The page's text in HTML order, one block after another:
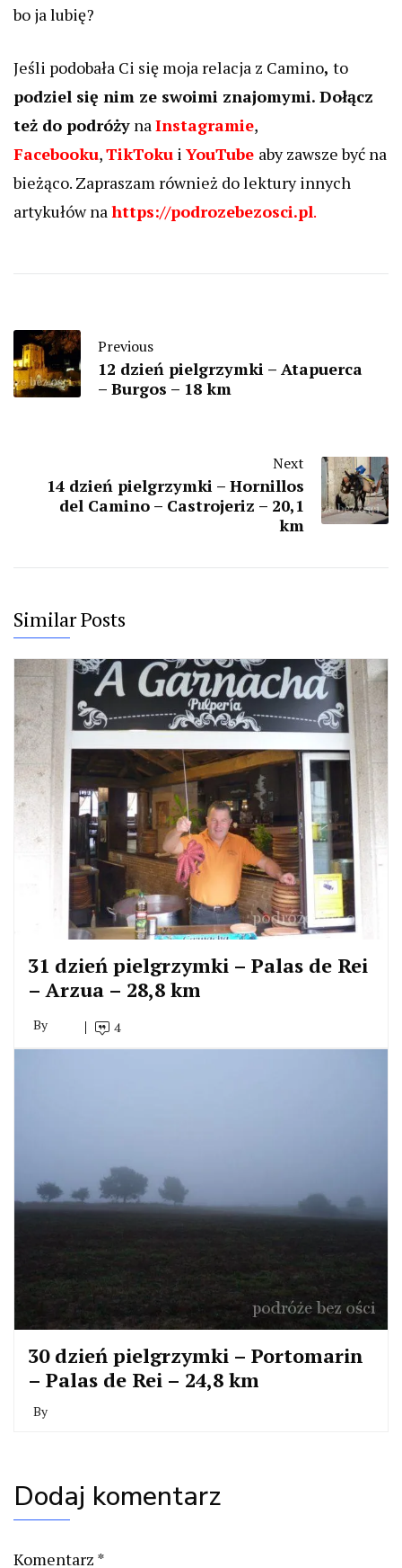
bo ja lubię?
Jeśli podobała Ci się moja relacja z Camino, to
podziel się nim ze swoimi znajomymi. Dołącz
też do podróży naInstagramie,
Facebooku,TikToku i YouTube aby zawsze być na
bieżąco. Zapraszam również do lektury innych
artykułów nahttps://podrozebezosci.pl.
Previous
12 dzień pielgrzymki – Atapuerca
– Burgos – 18 km
Next
14 dzień pielgrzymki – Hornillos
del Camino – Castrojeriz – 20,1
km
Similar Posts
31 dzień pielgrzymki – Palas de Rei
– Arzua – 28,8 km
By 4
30 dzień pielgrzymki – Portomarin
– Palas de Rei – 24,8 km
By
Dodaj komentarz
Komentarz *